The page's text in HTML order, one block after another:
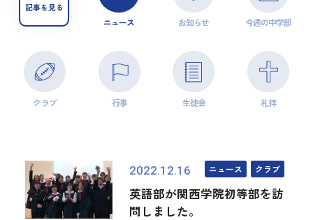
記事を見る
ニュース お知らせ 今週の中学部
クラブ 行事 生徒会 礼拝
2022.12.16 ニュース クラブ
英語部が関西学院初等部を訪
問しました。